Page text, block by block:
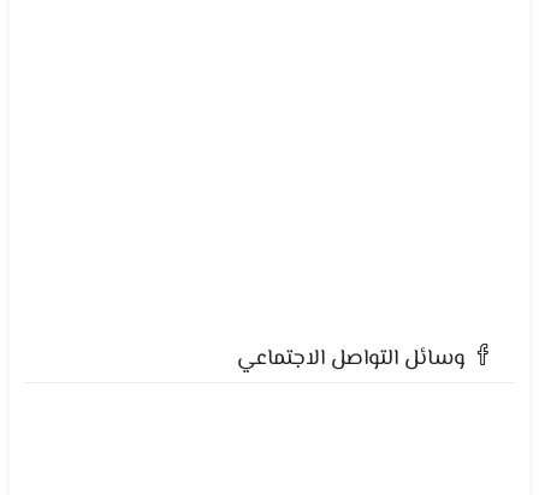
وسائل التواصل الاجتماعي